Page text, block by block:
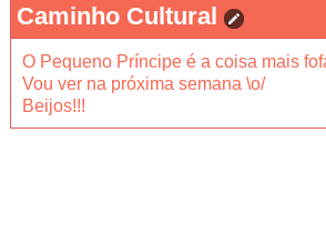
Caminho Cultural
O Pequeno Príncipe é a coisa mais
Vou ver na próxima semana \o/
Beijos!!!